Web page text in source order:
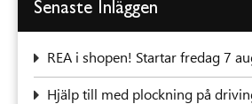
Senaste Inläggen
REA i shopen! Startar fredag 7
‍Hjälp till med plockning på